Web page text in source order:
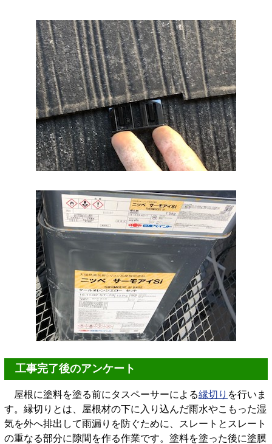
工事完了後のアンケート
屋根に塗料を塗る前にタスペーサーによる縁切り を行いま
す。縁切りとは、屋根材の下に入り込んだ雨水やこもった湿
気を外へ排出して雨漏りを防ぐために、スレートとスレート
の重なる部分に隙間を作る作業です。塗料を塗った後に塗膜